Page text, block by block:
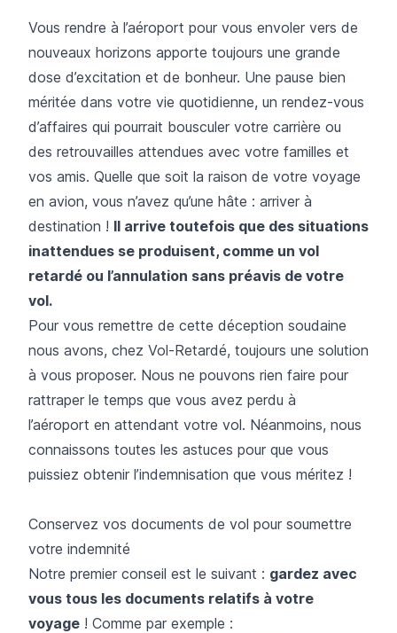
Vous rendre à l’aéroport pour vous envoler vers de
nouveaux horizons apporte toujours une grande
dose d’excitation et de bonheur. Une pause bien
méritée dans votre vie quotidienne, un rendez-vous
d’affaires qui pourrait bousculer votre carrière ou
des retrouvailles attendues avec votre familles et
vos amis. Quelle que soit la raison de votre voyage
en avion, vous n’avez qu’une hâte : arriver à
destination ! Il arrive toutefois que des situations
inattendues se produisent, comme un vol
retardé ou l’annulation sans préavis de votre
vol.
Pour vous remettre de cette déception soudaine
nous avons, chez Vol-Retardé, toujours une solution
à vous proposer. Nous ne pouvons rien faire pour
rattraper le temps que vous avez perdu à
l’aéroport en attendant votre vol. Néanmoins, nous
connaissons toutes les astuces pour que vous
puissiez obtenir l’indemnisation que vous méritez !
Conservez vos documents de vol pour soumettre
votre indemnité
Notre premier conseil est le suivant : gardez avec
vous tous les documents relatifs à votre
voyage ! Comme par exemple :